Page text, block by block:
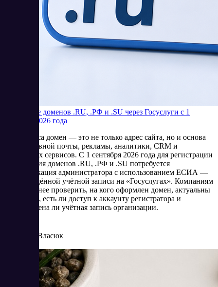
Продление доменов .RU, .РФ и .SU через Госуслуги с 1
сентября 2026 года
Для бизнеса домен — это не только адрес сайта, но и основа
корпоративной почты, рекламы, аналитики, CRM и
клиентских сервисов. С 1 сентября 2026 года для регистрации
и продления доменов .RU, .РФ и .SU потребуется
идентификация администратора с использованием ЕСИА —
подтверждённой учётной записи на «Госуслугах». Компаниям
стоит заранее проверить, на кого оформлен домен, актуальны
ли данные, есть ли доступ к аккаунту регистратора и
подготовлена ли учётная запись организации.
Елена Власюк